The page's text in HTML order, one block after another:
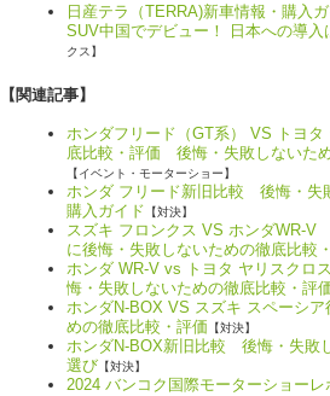
日産テラ（TERRA)新車情報・購入
SUV中国でデビュー！ 日本への導入
クス】
【関連記事】
ホンダフリード（GT系） VS トヨタ
底比較・評価 後悔・失敗しないた
【イベント・モーターショー】
ホンダ フリード新旧比較 後悔・失
購入ガイド 【対決】
スズキ フロンクス VS ホンダWR-V
に後悔・失敗しないための徹底比較
ホンダ WR-V vs トヨタ ヤリスクロ
悔・失敗しないための徹底比較・評
ホンダN-BOX VS スズキ スペーシア
めの徹底比較・評価 【対決】
ホンダN-BOX新旧比較 後悔・失敗
選び 【対決】
2024 バンコク国際モーターショー